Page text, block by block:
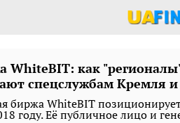
WhiteBIT: как
спецслужбам Кремля
биржа WhiteBIT
году. Её публичное лицо и